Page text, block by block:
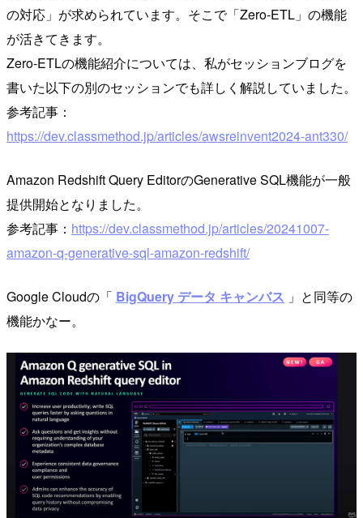
の対応」が求められています。そこで「Zero-ETL」の機能
が活きてきます。
Zero-ETLの機能紹介については、私がセッションブログを
書いた以下の別のセッションでも詳しく解説していました。
参考記事：
https://dev.classmethod.jp/articles/awsreinvent2024-ant330/
Amazon Redshift Query EditorのGenerative SQL機能が一般
提供開始となりました。
参考記事： https://dev.classmethod.jp/articles/20241007-
amazon-q-generative-sql-amazon-redshift/
Google Cloudの「 BigQuery データ キャンバス 」と同等の
機能かなー。